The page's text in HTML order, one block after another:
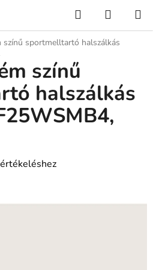
KeresésKOSÁR
színű sportmelltartó halszálkás
színű
halszálkás